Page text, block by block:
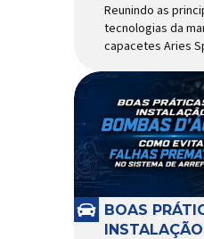
Reunindo as
tecnologias da
capacetes Aries
ao país com a
utilizada por
Tour
das principais
ciclismo do
uma das marcas
e acessórios
mais reconhecida
Importada e
BOAS